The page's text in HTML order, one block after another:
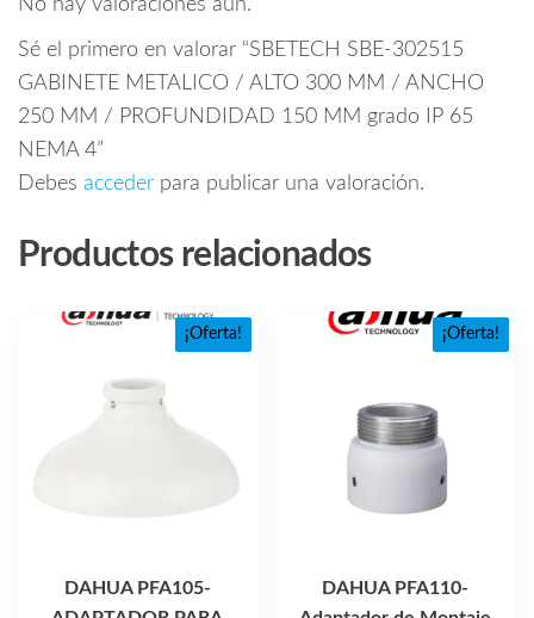
No hay valoraciones aún.
Sé el primero en valorar “SBETECH SBE-302515
GABINETE METALICO / ALTO 300 MM / ANCHO
250 MM / PROFUNDIDAD 150 MM grado IP 65
NEMA 4”
Debes acceder para publicar una valoración.
Productos relacionados
¡Oferta!
DAHUA PFA105-
¡Oferta!
DAHUA PFA110-